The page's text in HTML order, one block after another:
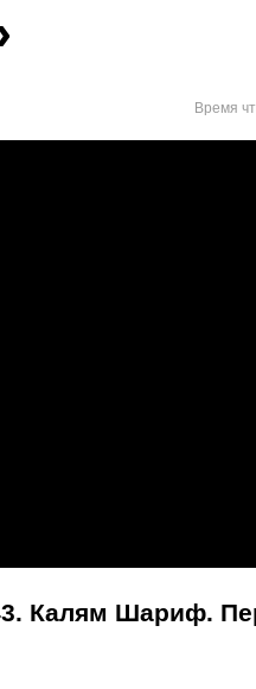
Время
Калям Шариф.